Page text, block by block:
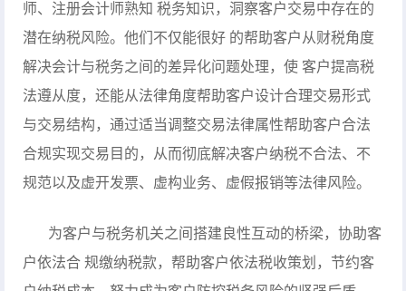
师、注册会计师熟知 税务知识，洞察客户交易中存在的
潜在纳税风险。他们不仅能很好 的帮助客户从财税角度
解决会计与税务之间的差异化问题处理，使 客户提高税
法遵从度，还能从法律角度帮助客户设计合理交易形式
与交易结构，通过适当调整交易法律属性帮助客户合法
合规实现交易目的，从而彻底解决客户纳税不合法、不
规范以及虚开发票、虚构业务、虚假报销等法律风险。
为客户与税务机关之间搭建良性互动的桥梁，协助客
户依法合 规缴纳税款，帮助客户依法税收策划，节约客